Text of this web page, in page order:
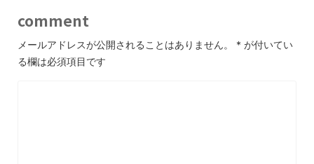
comment
メールアドレスが公開されることはありません。 * が付いてい
る欄は必須項目です